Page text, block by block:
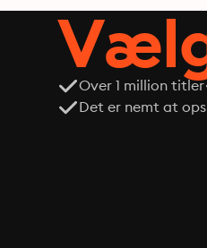
Over 1 million titler
Det er nemt at